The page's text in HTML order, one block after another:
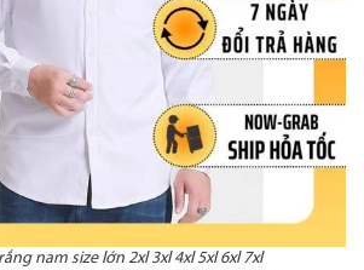
nam size lớn 2xl 3xl 4xl 5xl 6xl 7xl